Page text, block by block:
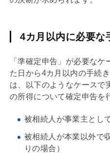
4カ月以内に必要な
「準確定申告」が必要な
た日から4カ月以内の手続
は、以下のようなケースで
の所得について確定申告を
被相続人が事業主とし
被相続人が本業以外で
りの場合）